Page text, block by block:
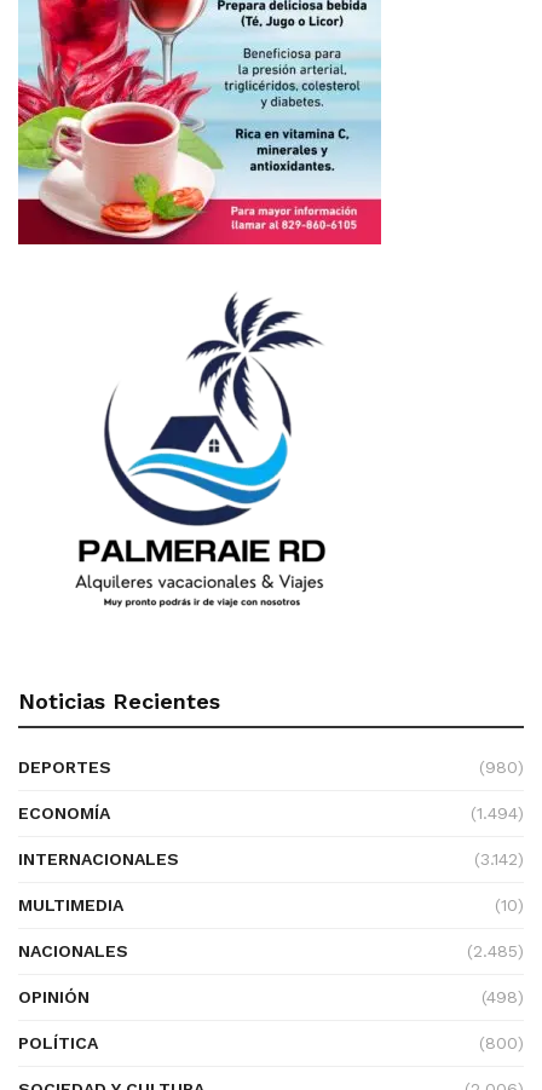
Noticias Recientes
DEPORTES (980)
ECONOMÍA (1.494)
INTERNACIONALES (3.142)
MULTIMEDIA (10)
NACIONALES (2.485)
OPINIÓN (498)
POLÍTICA (800)